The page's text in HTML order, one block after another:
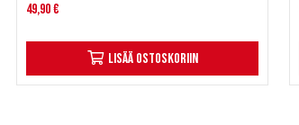
49,90 €
Lisää ostoskoriin